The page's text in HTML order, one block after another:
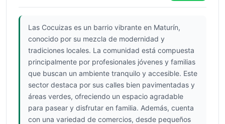
Las Cocuizas es un barrio vibrante en Maturín,
conocido por su mezcla de modernidad y
tradiciones locales. La comunidad está compuesta
principalmente por profesionales jóvenes y familias
que buscan un ambiente tranquilo y accesible. Este
sector destaca por sus calles bien pavimentadas y
áreas verdes, ofreciendo un espacio agradable
para pasear y disfrutar en familia. Además, cuenta
con una variedad de comercios, desde pequeños